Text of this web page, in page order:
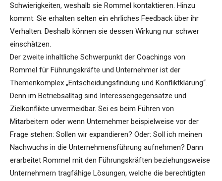
Schwierigkeiten, weshalb sie Rommel kontaktieren. Hinzu
kommt: Sie erhalten selten ein ehrliches Feedback über ihr
Verhalten. Deshalb können sie dessen Wirkung nur schwer
einschätzen.
Der zweite inhaltliche Schwerpunkt der Coachings von
Rommel für Führungskräfte und Unternehmer ist der
Themenkomplex „Entscheidungsfindung und Konfliktklärung“.
Denn im Betriebsalltag sind Interessengegensätze und
Zielkonflikte unvermeidbar. Sei es beim Führen von
Mitarbeitern oder wenn Unternehmer beispielweise vor der
Frage stehen: Sollen wir expandieren? Oder: Soll ich meinen
Nachwuchs in die Unternehmensführung aufnehmen? Dann
erarbeitet Rommel mit den Führungskräften beziehungsweise
Unternehmern tragfähige Lösungen, welche die berechtigten